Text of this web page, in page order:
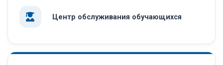
Центр обслуживания обучающихся